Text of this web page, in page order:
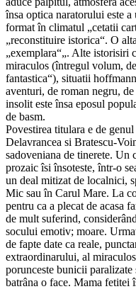
însa optica naratorului este
format în climatul „cetatii
„reconstituire istorica“. O
„exemplara“„. Alte istorisiri
miraculos (întregul volum,
fantastica“), situatii
aventuri, de roman negru,
insolit este însa eposul
de basm.
Povestirea titulara e de
Delavrancea si Bratescu-
sadoveniana de tinerete.
prozaic îsi însoteste, într-o
un deal mitizat de localnici,
Mic sau în Carul Mare. La
pentru ca a plecat de acasa
de mult suferind,
socului emotiv; moare.
de fapte date ca reale,
extraordinarului, al
porunceste bunicii
batrâna o face. Mama fetitei